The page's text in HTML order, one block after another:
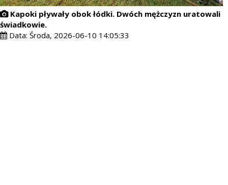
Kapoki pływały obok łódki. Dwóch mężczyzn uratowali
świadkowie.
Data: Środa, 2026-06-10 14:05:33